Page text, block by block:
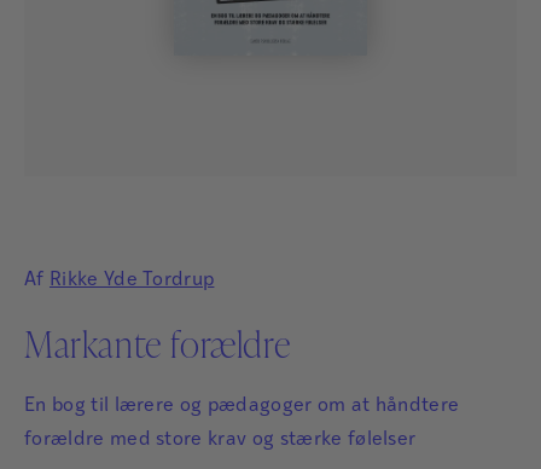
Af Rikke Yde Tordrup
Markante forældre
En bog til lærere og pædagoger om at håndtere
forældre med store krav og stærke følelser